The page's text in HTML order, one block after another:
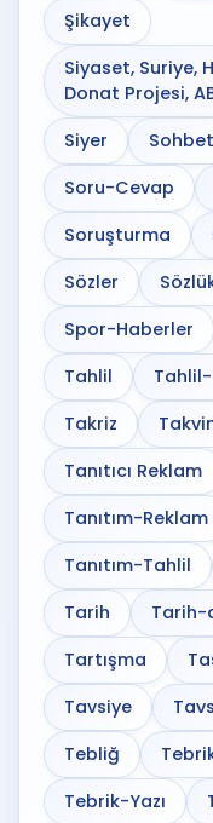
Şikayet
Siyaset, Suriye,
Donat Projesi,
Siyer
Sohbet
Soru-Cevap
Soruşturma
Sözler
Spor-Haberler
Tahlil
Takriz
Tanıtıcı Reklam
Tanıtım-Reklam
Tanıtım-Tahlil
Tarih
Tarih-
Tartışma
Tavsiye
Tebliğ
Tebrik-Yazı